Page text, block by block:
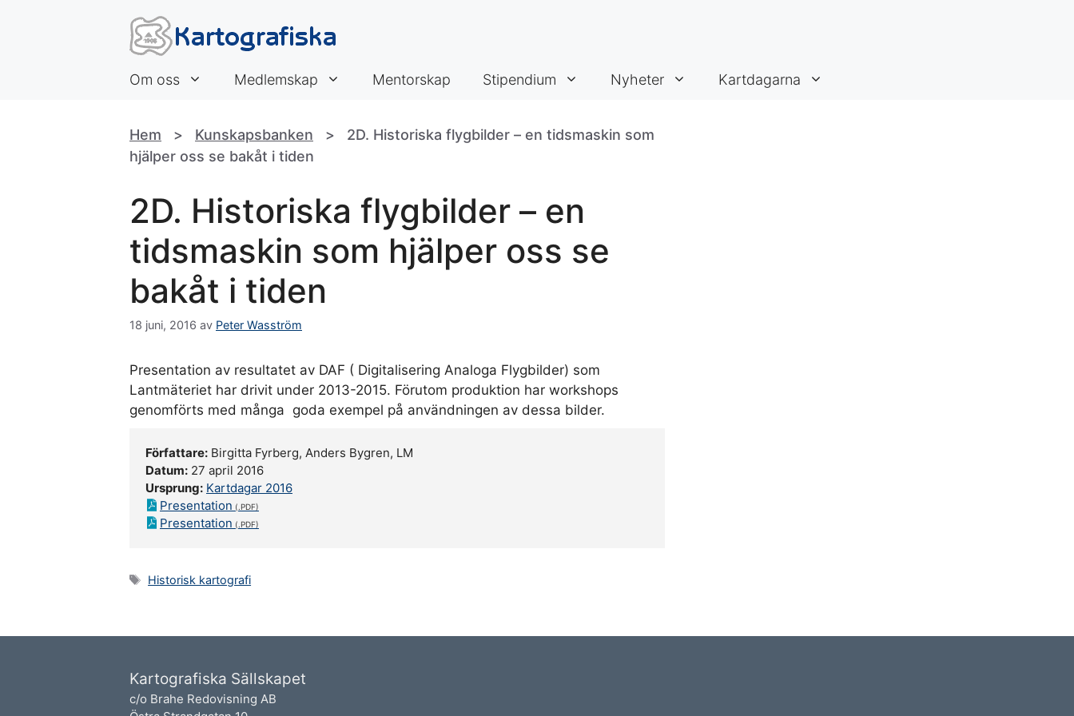
Om oss Medlemskap Mentorskap Stipendium Nyheter Kartdagarna
Hem > Kunskapsbanken > 2D. Historiska flygbilder – en tidsmaskin som
hjälper oss se bakåt i tiden
2D. Historiska flygbilder – en
tidsmaskin som hjälper oss se
bakåt i tiden
18 juni, 2016 av Peter Wasström
Presentation av resultatet av DAF ( Digitalisering Analoga Flygbilder) som
Lantmäteriet har drivit under 2013-2015. Förutom produktion har workshops
genomförts med många goda exempel på användningen av dessa bilder.
Författare: Birgitta Fyrberg, Anders Bygren, LM
Datum: 27 april 2016
Ursprung: Kartdagar 2016
Presentation
Presentation
Etiketter
Historisk kartografi
Kartografiska Sällskapet
c/o Brahe Redovisning AB